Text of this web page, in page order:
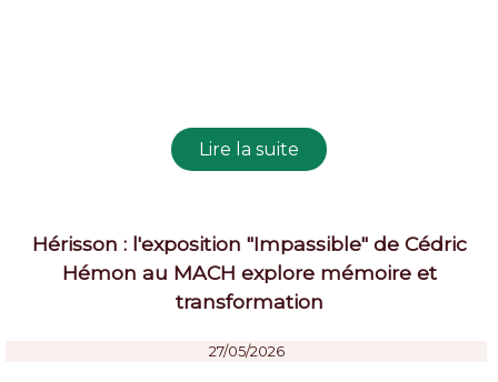
Hérisson : l'exposition "Impassible" de Cédric
Hémon au MACH explore mémoire et
transformation
27/05/2026